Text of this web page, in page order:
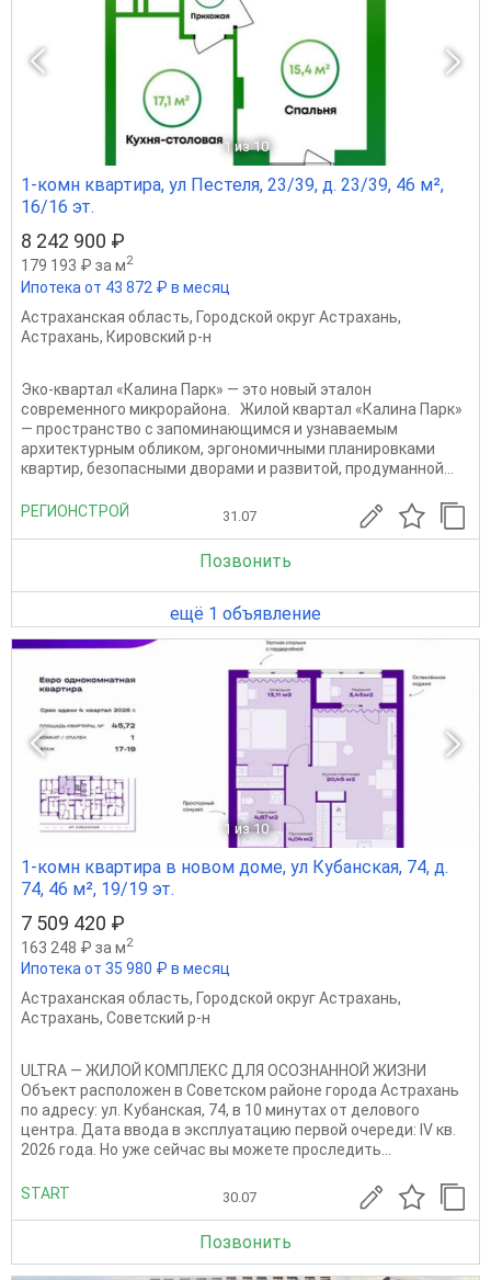
1 из 10
1-комн квартира, ул Пестеля, 23/39, д. 23/39, 46 м²,
16/16 эт.
8 242 900 ₽
179 193 ₽ за м2
Ипотека от 43 872 ₽ в месяц
Астраханская область, Городской округ Астрахань,
Астрахань, Кировский р-н
Эко-квартал «Калина Парк» — это новый эталон
современного микрорайона. Жилой квартал «Калина Парк»
— пространство с запоминающимся и узнаваемым
архитектурным обликом, эргономичными планировками
квартир, безопасными дворами и развитой, продуманной...
РЕГИОНСТРОЙ 31.07
Позвонить
ещё 1 объявление
1 из 10
1-комн квартира в новом доме, ул Кубанская, 74, д.
74, 46 м², 19/19 эт.
7 509 420 ₽
163 248 ₽ за м2
Ипотека от 35 980 ₽ в месяц
Астраханская область, Городской округ Астрахань,
Астрахань, Советский р-н
ULTRA — ЖИЛОЙ КОМПЛЕКС ДЛЯ ОСОЗНАННОЙ ЖИЗНИ
Объект расположен в Советском районе города Астрахань
по адресу: ул. Кубанская, 74, в 10 минутах от делового
центра. Дата ввода в эксплуатацию первой очереди: IV кв.
2026 года. Но уже сейчас вы можете проследить...
START 30.07
Позвонить